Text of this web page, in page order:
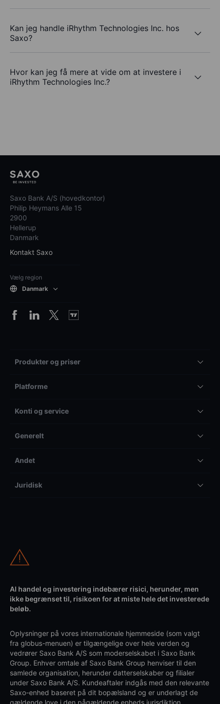
Kan jeg handle iRhythm Technologies Inc. hos
Saxo?
Hvor kan jeg få mere at vide om at investere i
iRhythm Technologies Inc.?
Saxo Bank A/S (hovedkontor)
Philip Heymans Alle 15
2900
Hellerup
Danmark
Kontakt Saxo
Vælg region
Danmark
Produkter og priser
Platforme
Konti og service
Generelt
Andet
Juridisk
Al handel og investering indebærer risici, herunder, men
ikke begrænset til, risikoen for at miste hele det investerede
beløb.
Oplysninger på vores internationale hjemmeside (som valgt
fra globus-menuen) er tilgængelige over hele verden og
vedrører Saxo Bank A/S som moderselskabet i Saxo Bank
Group. Enhver omtale af Saxo Bank Group henviser til den
samlede organisation, herunder datterselskaber og filialer
under Saxo Bank A/S. Kundeaftaler indgås med den relevante
Saxo-enhed baseret på dit bopælsland og er underlagt de